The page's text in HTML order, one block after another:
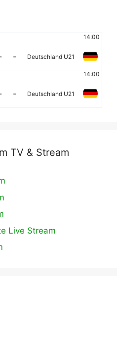
14:00
- Deutschland U21
14:00
- Deutschland U21
TV & Stream
Live Stream